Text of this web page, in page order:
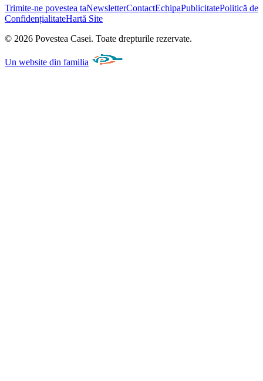
Trimite-ne povestea taNewsletterContactEchipaPublicitatePolitică de
ConfidențialitateHartă Site
© 2026 Povestea Casei. Toate drepturile rezervate.
Un website din familia